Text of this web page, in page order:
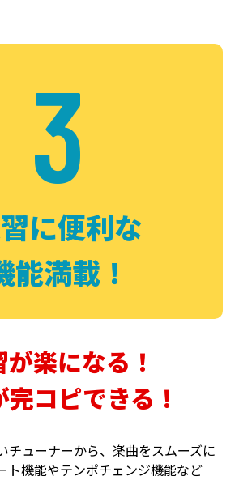
PHASER
3
に便利な
能満載！
楽になる！
コピできる！
チューナーから、楽曲をスムーズに
ト機能やテンポチェンジ機能など